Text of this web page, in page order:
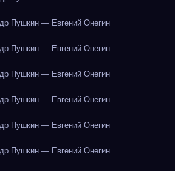
Пушкин — Евгений Онегин
Пушкин — Евгений Онегин
Пушкин — Евгений Онегин
Пушкин — Евгений Онегин
Пушкин — Евгений Онегин
Пушкин — Евгений Онегин